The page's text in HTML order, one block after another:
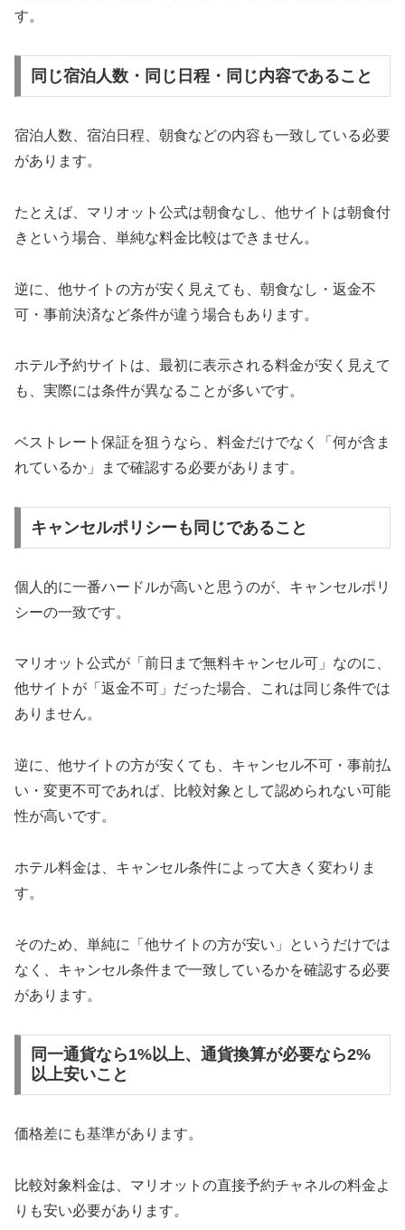
す。
同じ宿泊人数・同じ日程・同じ内容であること
宿泊人数、宿泊日程、朝食などの内容も一致している必要
があります。
たとえば、マリオット公式は朝食なし、他サイトは朝食付
きという場合、単純な料金比較はできません。
逆に、他サイトの方が安く見えても、朝食なし・返金不
可・事前決済など条件が違う場合もあります。
ホテル予約サイトは、最初に表示される料金が安く見えて
も、実際には条件が異なることが多いです。
ベストレート保証を狙うなら、料金だけでなく「何が含ま
れているか」まで確認する必要があります。
キャンセルポリシーも同じであること
個人的に一番ハードルが高いと思うのが、キャンセルポリ
シーの一致です。
マリオット公式が「前日まで無料キャンセル可」なのに、
他サイトが「返金不可」だった場合、これは同じ条件では
ありません。
逆に、他サイトの方が安くても、キャンセル不可・事前払
い・変更不可であれば、比較対象として認められない可能
性が高いです。
ホテル料金は、キャンセル条件によって大きく変わりま
す。
そのため、単純に「他サイトの方が安い」というだけでは
なく、キャンセル条件まで一致しているかを確認する必要
があります。
同一通貨なら1%以上、通貨換算が必要なら2%
以上安いこと
価格差にも基準があります。
比較対象料金は、マリオットの直接予約チャネルの料金よ
りも安い必要があります。